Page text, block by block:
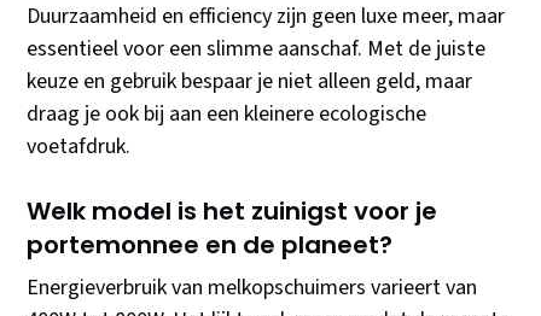
Duurzaamheid en efficiency zijn geen luxe meer, maar
essentieel voor een slimme aanschaf. Met de juiste
keuze en gebruik bespaar je niet alleen geld, maar
draag je ook bij aan een kleinere ecologische
voetafdruk.
Welk model is het zuinigst voor je
portemonnee en de planeet?
Energieverbruik van melkopschuimers varieert van